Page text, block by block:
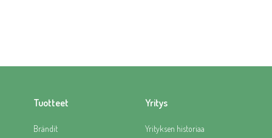
Tuotteet
Brändit
Yritys
Yrityksen historiaa